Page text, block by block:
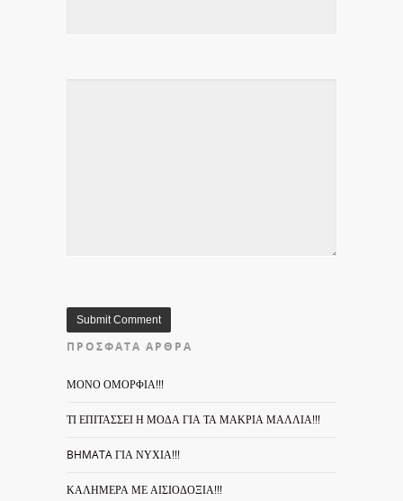
ΠΡΌΣΦΑΤΑ ΆΡΘΡΑ
ΜΟΝΟ ΟΜΟΡΦΙΑ!!!
ΤΙ ΕΠΙΤΑΣΣΕΙ Η ΜΟΔΑ ΓΙΑ ΤΑ ΜΑΚΡΙΑ ΜΑΛΛΙΑ!!!
BHMATA ΓΙΑ ΝΥΧΙΑ!!!
ΚΑΛΗΜΕΡΑ ΜΕ ΑΙΣΙΟΔΟΞΙΑ!!!